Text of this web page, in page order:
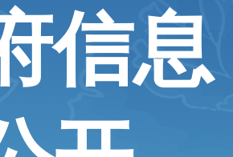
信息